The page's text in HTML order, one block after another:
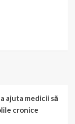
ajuta medicii să
cronice